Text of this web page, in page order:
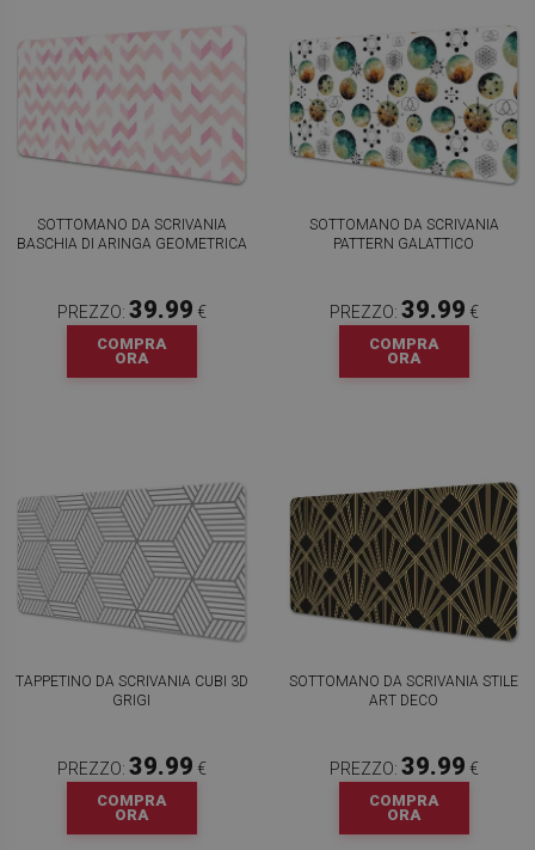
SOTTOMANO DA SCRIVANIA
BASCHIA DI ARINGA GEOMETRICA
PREZZO: 39.99 €
COMPRA
ORA
SOTTOMANO DA SCRIVANIA
PATTERN GALATTICO
PREZZO: 39.99 €
COMPRA
ORA
TAPPETINO DA SCRIVANIA CUBI 3D
GRIGI
PREZZO: 39.99 €
COMPRA
ORA
SOTTOMANO DA SCRIVANIA STILE
ART DECO
PREZZO: 39.99 €
COMPRA
ORA